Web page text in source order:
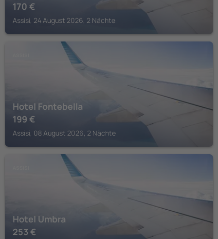
170 €
Assisi, 24 August 2026, 2 Nächte
Hotel Fontebella
199 €
Assisi, 08 August 2026, 2 Nächte
Hotel Umbra
253 €